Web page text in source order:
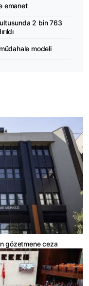
emanet
2 bin 763
modeli
gözetmene ceza